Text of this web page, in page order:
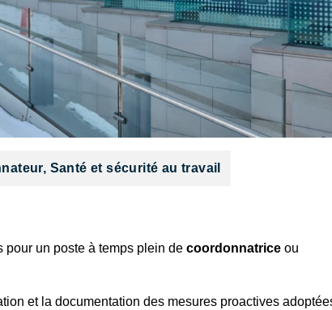
Santé et sécurité au travail
pour un poste à temps plein de coordonnatrice ou
et la documentation des mesures proactives